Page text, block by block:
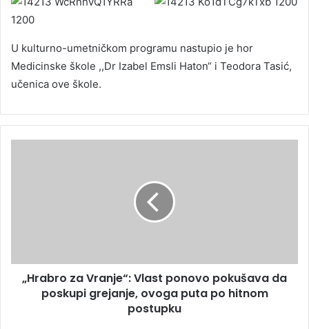
U kulturno-umetničkom programu nastupio je hor
Medicinske škole ,,Dr Izabel Emsli Haton“ i Teodora Tasić,
učenica ove škole.
„Hrabro za Vranje“: Vlast ponovo pokušava da
poskupi grejanje, ovoga puta po hitnom
postupku